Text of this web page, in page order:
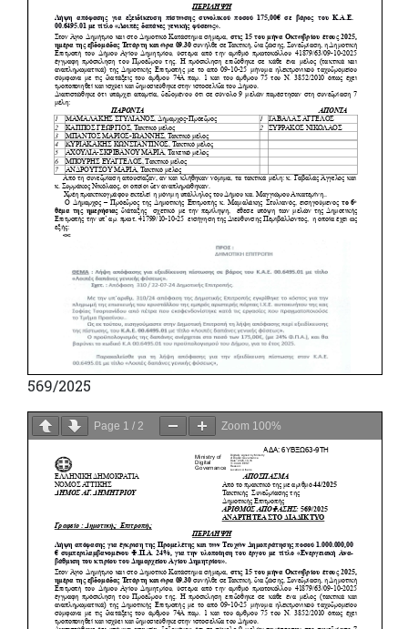
569/2025
Page 1 / 2 Zoom 100%